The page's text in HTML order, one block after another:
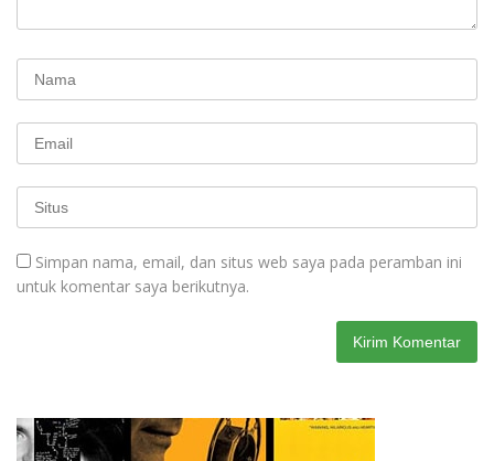
Simpan nama, email, dan situs web saya pada peramban ini
untuk komentar saya berikutnya.